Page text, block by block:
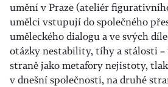
umění v Praze (ateliér
umělci vstupují do společného
uměleckého dialogu a ve svých
otázky nestability, tíhy a stálosti
straně jako metafory nejistoty,
v dnešní společnosti, na druhé